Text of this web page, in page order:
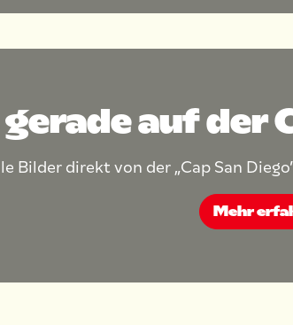
auf der
Bilder direkt von der „Cap San
Mehr